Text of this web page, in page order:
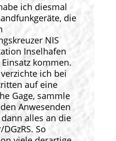
ich diesmal
die
NIS
Inselhafen
kommen.
ich bei
auf eine
Gage, sammle
Anwesenden
alles an die
So